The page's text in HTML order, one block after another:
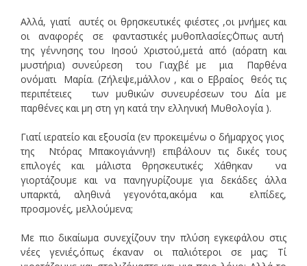
Αλλά, γιατί αυτές οι θρησκευτικές φιέστες ,οι μνήμες και
οι αναφορές σε φανταστικές μυθοπλασίες;΄Οπως αυτή
της γέννησης του Ιησού Χριστού,μετά από (αόρατη και
μυστήρια) συνεύρεση του Γιαχβέ με μια Παρθένα
ονόματι Μαρία. (Ζήλεψε,μάλλον , και ο Εβραίος θεός τις
περιπέτειες των μυθικών συνευρέσεων του Δία με
παρθένες και μη στη γη κατά την ελληνική Μυθολογία ).
Γιατί ιερατείο και εξουσία (εν προκειμένω ο δήμαρχος γιος
της Ντόρας Μπακογιάννη!) επιβάλουν τις δικές τους
επιλογές και μάλιστα θρησκευτικές; Χάθηκαν να
γιορτάζουμε και να πανηγυρίζουμε για δεκάδες άλλα
υπαρκτά, αληθινά γεγονότα,ακόμα και ελπίδες,
προσμονές, μελλούμενα;
Με πιο δικαίωμα συνεχίζουν την πλύση εγκεφάλου στις
νέες γενιές,όπως έκαναν οι παλιότεροι σε μας; Τί